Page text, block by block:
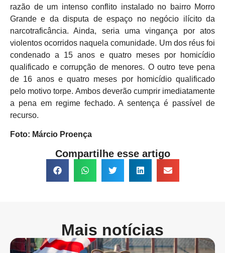
razão de um intenso conflito instalado no bairro Morro
Grande e da disputa de espaço no negócio ilícito da
narcotraficância. Ainda, seria uma vingança por atos
violentos ocorridos naquela comunidade. Um dos réus foi
condenado a 15 anos e quatro meses por homicídio
qualificado e corrupção de menores. O outro teve pena
de 16 anos e quatro meses por homicídio qualificado
pelo motivo torpe. Ambos deverão cumprir imediatamente
a pena em regime fechado. A sentença é passível de
recurso.
Foto: Márcio Proença
Compartilhe esse artigo
Mais notícias